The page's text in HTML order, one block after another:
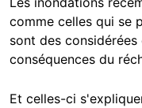
comme celles qui se
sont des
conséquences du
Et celles-ci